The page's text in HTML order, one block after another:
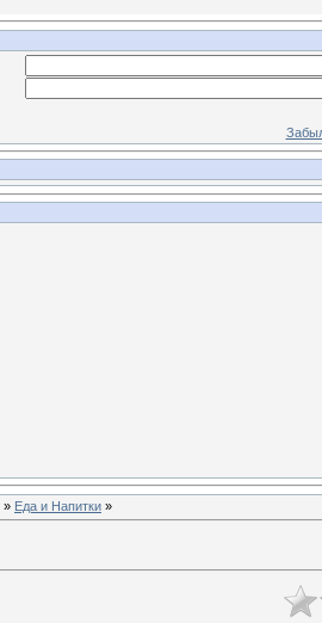
» Еда и Напитки »